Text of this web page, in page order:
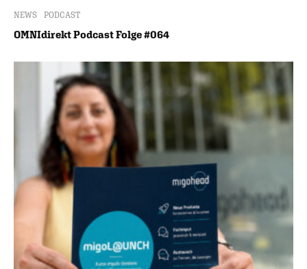
NEWS PODCAST
OMNIdirekt Podcast Folge #064